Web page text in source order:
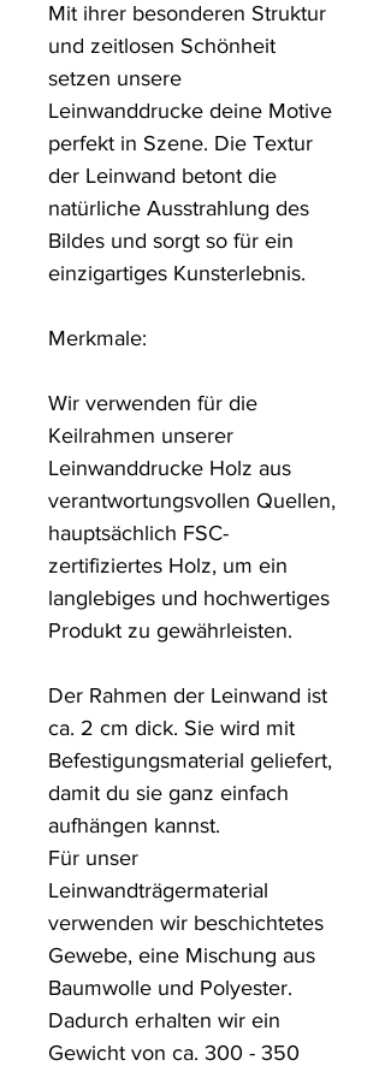
Mit ihrer besonderen Struktur
und zeitlosen Schönheit
setzen unsere
Leinwanddrucke deine Motive
perfekt in Szene. Die Textur
der Leinwand betont die
natürliche Ausstrahlung des
Bildes und sorgt so für ein
einzigartiges Kunsterlebnis.
Merkmale:
Wir verwenden für die
Keilrahmen unserer
Leinwanddrucke Holz aus
verantwortungsvollen Quellen,
hauptsächlich FSC-
zertifiziertes Holz, um ein
langlebiges und hochwertiges
Produkt zu gewährleisten.
Der Rahmen der Leinwand ist
ca. 2 cm dick. Sie wird mit
Befestigungsmaterial geliefert,
damit du sie ganz einfach
aufhängen kannst.
Für unser
Leinwandträgermaterial
verwenden wir beschichtetes
Gewebe, eine Mischung aus
Baumwolle und Polyester.
Dadurch erhalten wir ein
Gewicht von ca. 300 - 350